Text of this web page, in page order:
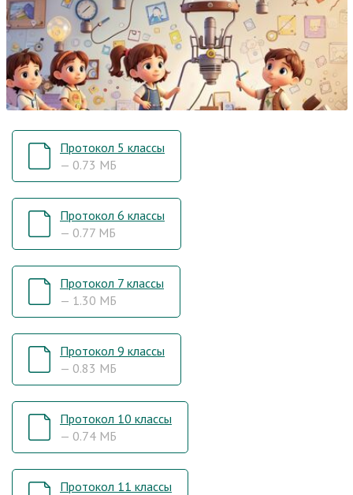
Протокол 5 классы
— 0.73 МБ
Протокол 6 классы
— 0.77 МБ
Протокол 7 классы
— 1.30 МБ
Протокол 9 классы
— 0.83 МБ
Протокол 10 классы
— 0.74 МБ
Протокол 11 классы